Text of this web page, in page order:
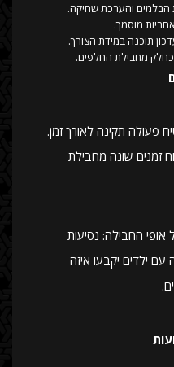
הבלמים והערכת שחיקה.
מוסמך.
תוכנה במידת הצורך.
כחלק מחבילת החלפים.
פעולה תקינה לאורך זמן.
זמנים שונה מחבילת
החבילה: נסיעות
ילדים יקבעו איזה